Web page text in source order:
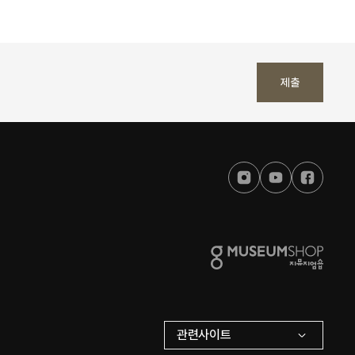
제출
관련사이트